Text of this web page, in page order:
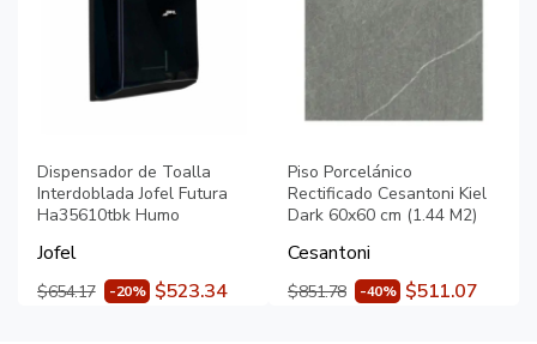
Dispensador de Toalla
Interdoblada Jofel Futura
Ha35610tbk Humo
Jofel
$654.17 -20% $523.34
Piso Porcelánico
Rectificado Cesantoni Kiel
Dark 60x60 cm (1.44 M2)
Cesantoni
$851.78 -40% $511.07